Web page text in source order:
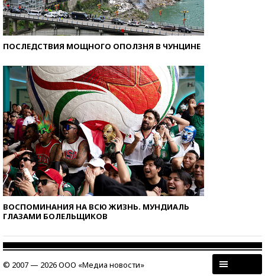
ПОСЛЕДСТВИЯ МОЩНОГО ОПОЛЗНЯ В ЧУНЦИНЕ
ВОСПОМИНАНИЯ НА ВСЮ ЖИЗНЬ. МУНДИАЛЬ
ГЛАЗАМИ БОЛЕЛЬЩИКОВ
© 2007 — 2026 ООО «Медиа новости»